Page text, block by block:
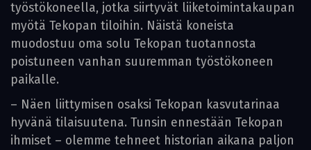
työstökoneella, jotka siirtyvät liiketoimintakaupan
myötä Tekopan tiloihin. Näistä koneista
muodostuu oma solu Tekopan tuotannosta
poistuneen vanhan suuremman työstökoneen
paikalle.
– Näen liittymisen osaksi Tekopan kasvutarinaa
hyvänä tilaisuutena. Tunsin ennestään Tekopan
ihmiset – olemme tehneet historian aikana paljon